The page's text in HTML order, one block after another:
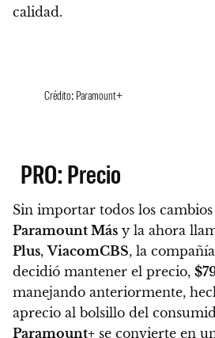
calidad.
Crédito: Paramount+
PRO: Precio
Sin importar todos los
Paramount Más y la ahora
Plus,ViacomCBS, la
decidió mantener el precio,
manejando anteriormente,
aprecio al bolsillo del
Paramount+ se convierte en